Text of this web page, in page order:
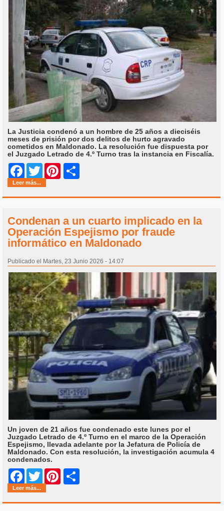
La Justicia condenó a un hombre de 25 años a dieciséis
meses de prisión por dos delitos de hurto agravado
cometidos en Maldonado. La resolución fue dispuesta por
el Juzgado Letrado de 4.º Turno tras la instancia en Fiscalía.
Facebook
Twitter Pinterest
Leer más...
Condenan a un cuarto implicado en la
Operación Espejismo por fraude
informático en Maldonado
Publicado el Martes, 23 Junio 2026 - 14:07
Un joven de 21 años fue condenado este lunes por el
Juzgado Letrado de 4.º Turno en el marco de la Operación
Espejismo, llevada adelante por la Jefatura de Policía de
Maldonado. Con esta resolución, la investigación acumula 4
condenados.
Facebook
Twitter Pinterest
Leer más...